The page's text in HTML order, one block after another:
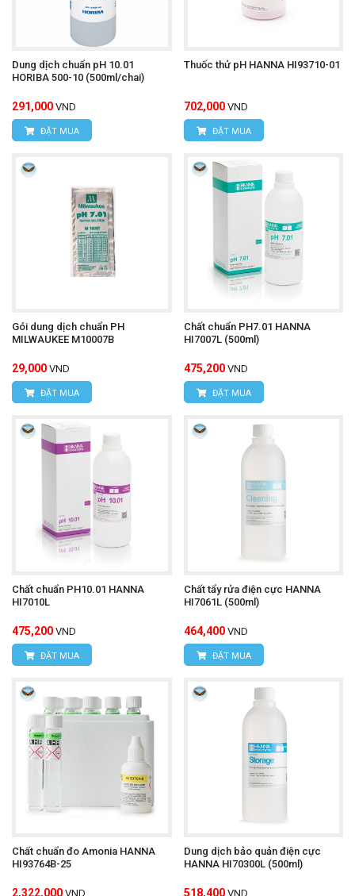
Dung dịch chuẩn pH 10.01
HORIBA 500-10 (500ml/chai)
291,000 VND
ĐẶT MUA
Thuốc thử pH HANNA HI93710-01
702,000 VND
ĐẶT MUA
Gói dung dịch chuẩn PH
MILWAUKEE M10007B
29,000 VND
ĐẶT MUA
Chất chuẩn PH7.01 HANNA
HI7007L (500ml)
475,200 VND
ĐẶT MUA
Chất chuẩn PH10.01 HANNA
HI7010L
475,200 VND
ĐẶT MUA
Chất tẩy rửa điện cực HANNA
HI7061L (500ml)
464,400 VND
ĐẶT MUA
Chất chuẩn đo Amonia HANNA
HI93764B-25
2,322,000 VND
Dung dịch bảo quản điện cực
HANNA HI70300L (500ml)
518,400 VND